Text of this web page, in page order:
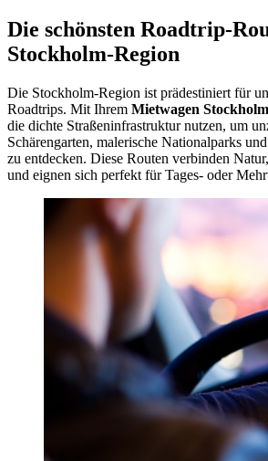
Die schönsten Roadtrip-
Stockholm-Region
Die Stockholm-Region ist prädestiniert für
Roadtrips. Mit Ihrem Mietwagen
die dichte Straßeninfrastruktur nutzen, um
Schärengarten, malerische Nationalparks
zu entdecken. Diese Routen verbinden
und eignen sich perfekt für Tages- oder